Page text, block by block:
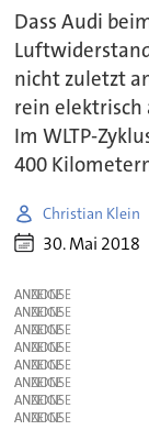
Dass Audi
nicht zuletzt
rein elektrisch
Im WLTP-
400
Christian Klein
30. Mai 2018
ANZEIGE
ANZEIGE
ANZEIGE
ANZEIGE
ANZEIGE
ANZEIGE
ANZEIGE
ANZEIGE